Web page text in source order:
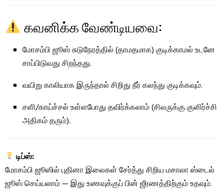
கவனிக்க வேண்டியவை:
மோசம்பி ஜூஸ் சுடுநேரத்தில் (தாமதமாக) குடிக்காமல் உடனே
சாப்பிடுவது சிறந்தது.
வயிறு காலியாக இருந்தால் சிறிது நீர் கலந்து குடிக்கவும்.
சளி/காய்ச்சல் உள்ளபோது தவிர்க்கலாம் (சிலருக்கு குளிர்ச்சி
அதிகம் தரும்).
டிப்ஸ்:
மோசம்பி ஜூஸில் புதினா இலைகள் சேர்த்து சிறிய மசாலா ஸ்டைல்
ஜூஸ் செய்யலாம் — இது உணவுக்குப் பின் ஜீரணத்திற்கும் உதவும்.